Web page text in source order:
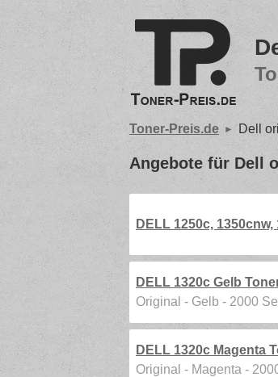
Toner-Preis.de Dell
Angebote für Dell
DELL 1250c,
DELL 1320c Gelb
Original - Gelb - 2000
DELL 1320c Magenta
Original - Magenta -